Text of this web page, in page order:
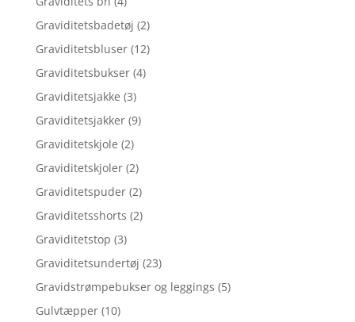
Graviditetsbadetøj (2)
Graviditetsbluser (12)
Graviditetsbukser (4)
Graviditetsjakke (3)
Graviditetsjakker (9)
Graviditetskjole (2)
Graviditetskjoler (2)
Graviditetspuder (2)
Graviditetsshorts (2)
Graviditetstop (3)
Graviditetsundertøj (23)
Gravidstrømpebukser og leggings (5)
Gulvtæpper (10)